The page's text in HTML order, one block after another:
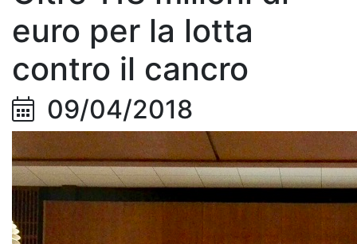
euro per la lotta
contro il cancro
09/04/2018